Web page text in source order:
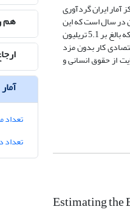
سالمندان از داده‏های پیمایش گذران وقت ایران که در مناطق شهری در سال 1387 و 1388توسط مرکز آمار ایران گردآوری
بدون مزد خانگی که سالمندان در خانواده انجام می دهند در حدود 5.5 تریلیون تومان در سال است که این
رقم 1.65 درصد از تولید ناخالص داخلی(GDP) را تشکیل می دهد. بخش عمده ای از ارزش اقتصادی کار بدون مزد خانگی سالمندان به کار خانه‏داری باز می گردد که بالغ بر 5.1 تریلیون
ارزش اقتصادی کار بدون مزد
از حقوق انسانی و
Estimating the
هم
آمار
تعداد
تعداد